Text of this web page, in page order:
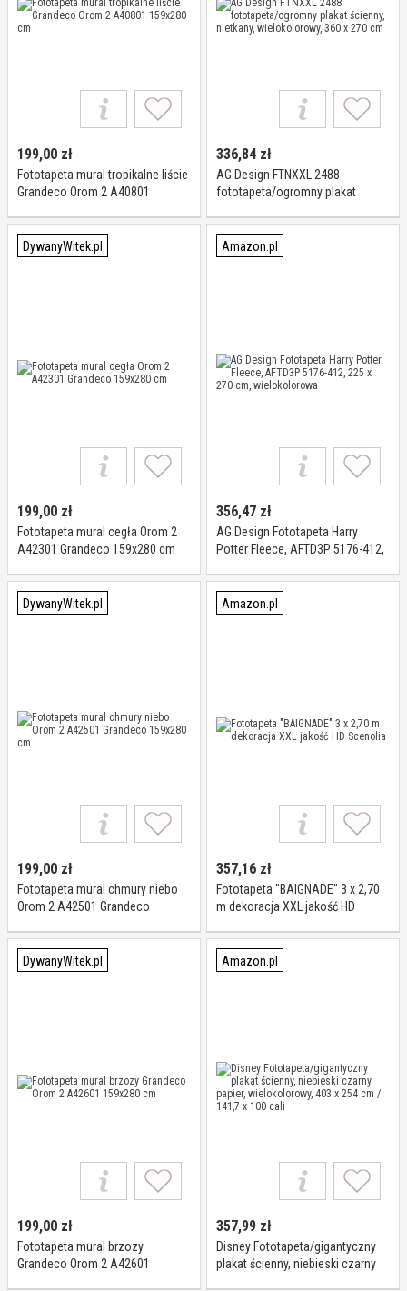
199,00 zł
Fototapeta mural tropikalne liście
Grandeco Orom 2 A40801
336,84zł
AG Design FTNXXL 2488
fototapeta/ogromny plakat
360 x 270 cm
DywanyWitek.pl
199,00 zł
Fototapeta mural cegła Orom 2
A42301 Grandeco 159x280 cm
Amazon.pl
356,47 zł
AG Design Fototapeta Harry
Potter Fleece, AFTD3P 5176-412,
DywanyWitek.pl
199,00 zł
Fototapeta mural chmury niebo
Orom 2 A42501 Grandeco
Amazon.pl
357,16 zł
Fototapeta "BAIGNADE" 3 x 2,70
m dekoracja XXL jakość HD
DywanyWitek.pl
199,00 zł
Fototapeta mural brzozy
Grandeco Orom 2 A42601
Amazon.pl
357,99 zł
Disney Fototapeta/gigantyczny
plakat ścienny, niebieski czarny